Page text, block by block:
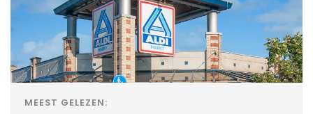
MEEST GELEZEN: